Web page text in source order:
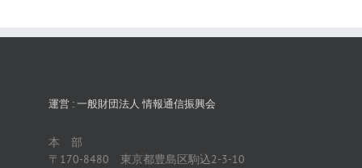
運営 : 一般財団法人 情報通信振興会
本 部
〒170-8480 東京都豊島区駒込2-3-10